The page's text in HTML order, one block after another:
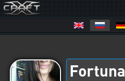
Fortuna